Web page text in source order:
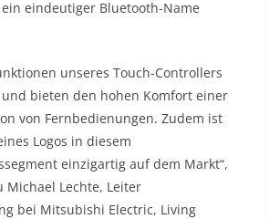
eindeutiger Bluetooth-Name
unseres Touch-Controllers
bieten den hohen Komfort einer
von Fernbedienungen. Zudem ist
Logos in diesem
einzigartig auf dem Markt“,
Michael Lechte, Leiter
bei Mitsubishi Electric, Living